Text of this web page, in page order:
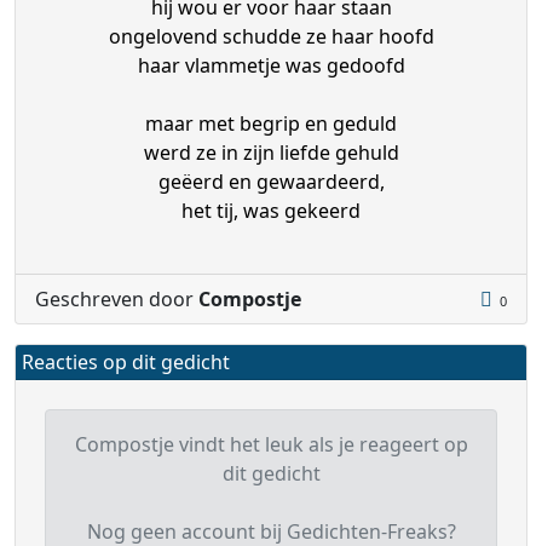
hij wou er voor haar staan
ongelovend schudde ze haar hoofd
haar vlammetje was gedoofd
maar met begrip en geduld
werd ze in zijn liefde gehuld
geëerd en gewaardeerd,
het tij, was gekeerd
Geschreven door Compostje 0
Reacties op dit gedicht
Compostje vindt het leuk als je reageert op
dit gedicht
Nog geen account bij Gedichten-Freaks?